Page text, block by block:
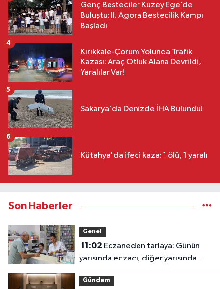
Genç Besteciler Kuzey Ege’de
Buluştu: II. Agora Bestecilik Kampı
Başladı
Kırıkkale-Çorum Yolunda Trafik
Kazası: Araç Otluk Alana Devrildi,
Yaralılar Var!
4
Sakarya'da Denizde İHA Bulundu!
5
Kütahya'da ifeci kaza: 1 ölü, 1 yaralı
6
Son Haberler
Genel
11:02
yarısında eczacı, diğer yarısında
çiftçi
Gündem